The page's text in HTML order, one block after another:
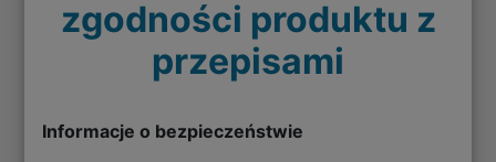
zgodności produktu z
przepisami
Informacje o bezpieczeństwie